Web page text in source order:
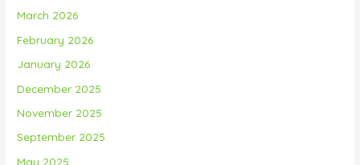
March 2026
February 2026
January 2026
December 2025
November 2025
September 2025
May 2025